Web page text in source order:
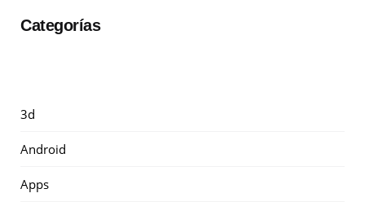
Categorías
3d
Android
Apps